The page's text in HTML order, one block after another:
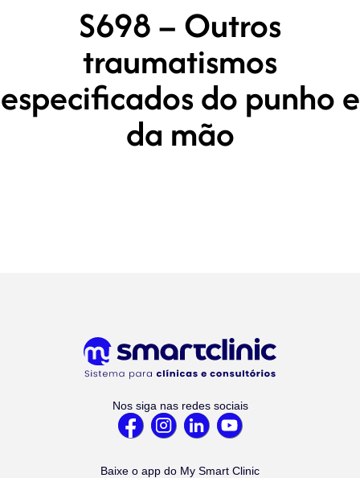
S698 – Outros
traumatismos
especificados do punho e
da mão
Nos siga nas redes sociais
Baixe o app do My Smart Clinic